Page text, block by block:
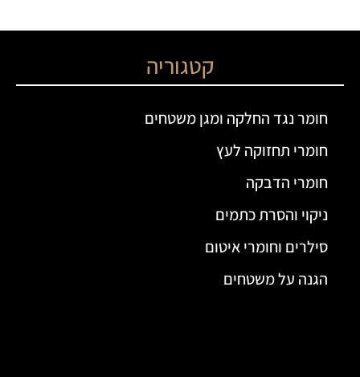
קטגוריה
חומר נגד החלקה ומגן משטחים
חומרי תחזוקה לעץ
חומרי הדבקה
ניקוי והסרת כתמים
סילרים וחומרי איטום
הגנה על משטחים